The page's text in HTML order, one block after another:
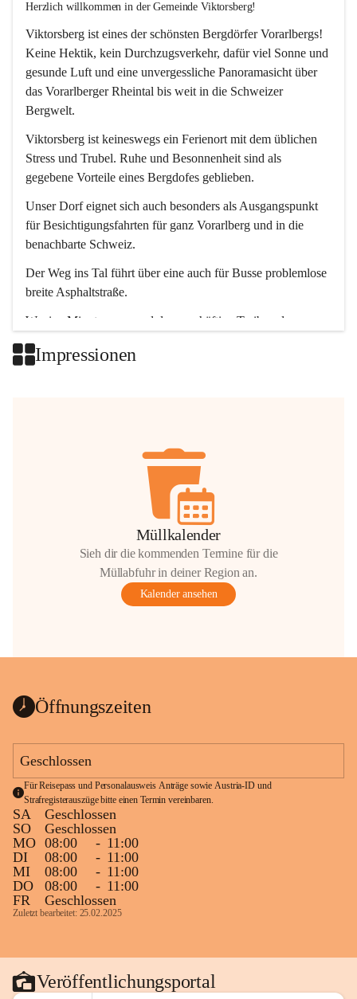
Herzlich willkommen in der Gemeinde Viktorsberg!
Viktorsberg ist eines der schönsten Bergdörfer Vorarlbergs!
Keine Hektik, kein Durchzugsverkehr, dafür viel Sonne und
gesunde Luft und eine unvergessliche Panoramasicht über
das Vorarlberger Rheintal bis weit in die Schweizer
Bergwelt.
Viktorsberg ist keineswegs ein Ferienort mit dem üblichen
Stress und Trubel. Ruhe und Besonnenheit sind als
gegebene Vorteile eines Bergdofes geblieben.
Unser Dorf eignet sich auch besonders als Ausgangspunkt
für Besichtigungsfahrten für ganz Vorarlberg und in die
benachbarte Schweiz.
Der Weg ins Tal führt über eine auch für Busse problemlose
breite Asphaltstraße.
Wenige Minuten nur, und das geschäftige Treiben der
Impressionen
Müllkalender
Sieh dir die kommenden Termine für die
Müllabfuhr in deiner Region an.
Kalender ansehen
Öffnungszeiten
Geschlossen
Für Reisepass und Personalausweis Anträge sowie Austria-ID und
Strafregisterauszüge bitte einen Termin vereinbaren.
SA
Geschlossen
SO
Geschlossen
MO 08:00 - 11:00
DI
08:00 - 11:00
MI
08:00 - 11:00
DO
08:00 - 11:00
FR
Geschlossen
Zuletzt bearbeitet: 25.02.2025
Veröffentlichungsportal